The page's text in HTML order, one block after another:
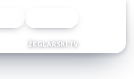
ŻEGLARSKI.TV